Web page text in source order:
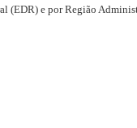
(EDR) e por Região